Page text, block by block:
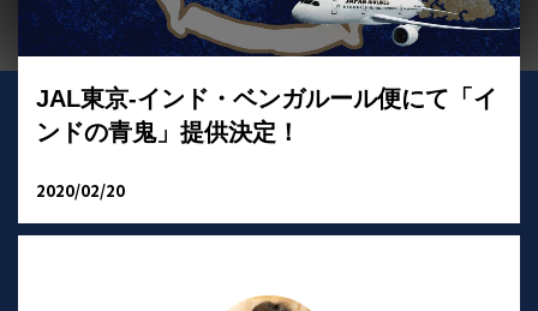
JAL東京‐インド・ベンガルール便にて「イ
ンドの青鬼」提供決定！
2020/02/20